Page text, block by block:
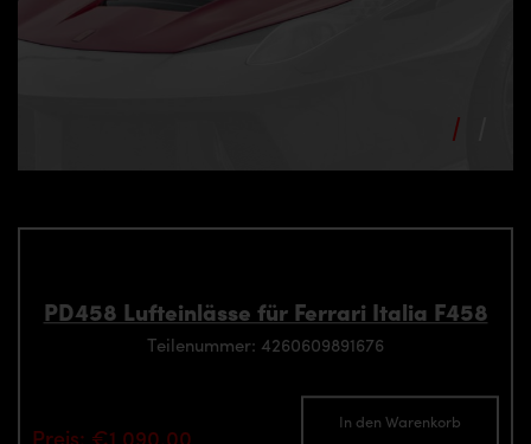
PD458 Lufteinlässe für Ferrari Italia F458
Teilenummer: 4260609891676
In den Warenkorb